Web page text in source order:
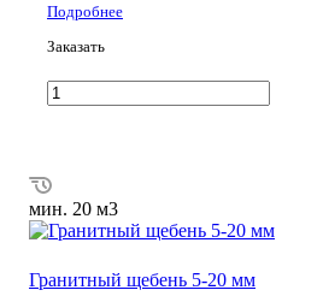
Подробнее
Заказать
мин. 20 м3
Гранитный щебень 5-20 мм